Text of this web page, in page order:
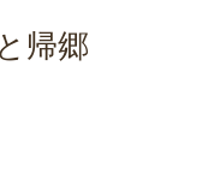
帰郷